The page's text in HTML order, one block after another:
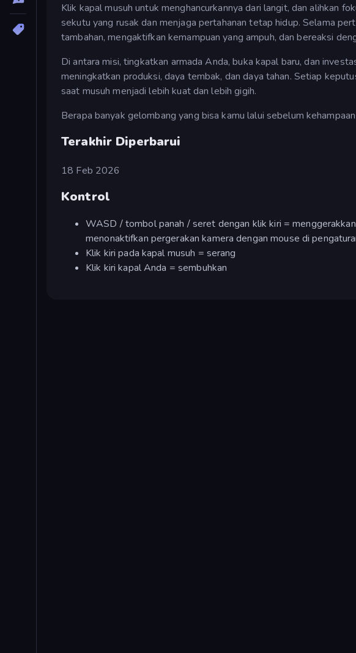
Klik kapal musuh untuk menghancurkannya dari langit, dan alihkan
sekutu yang rusak dan menjaga pertahanan tetap hidup. Selama
tambahan, mengaktifkan kemampuan yang ampuh, dan bereaksi
Di antara misi, tingkatkan armada Anda, buka kapal baru, dan
meningkatkan produksi, daya tembak, dan daya tahan. Setiap
saat musuh menjadi lebih kuat dan lebih gigih.
Berapa banyak gelombang yang bisa kamu lalui sebelum
Terakhir Diperbarui
18 Feb 2026
Kontrol
WASD / tombol panah / seret dengan klik kiri =
menonaktifkan pergerakan kamera dengan mouse di
Klik kiri pada kapal musuh = serang
Klik kiri kapal Anda = sembuhkan